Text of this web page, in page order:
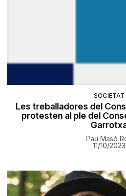
SOCIETAT
​Les treballadores del
protesten al ple del
Pau Masó
11/10/2023